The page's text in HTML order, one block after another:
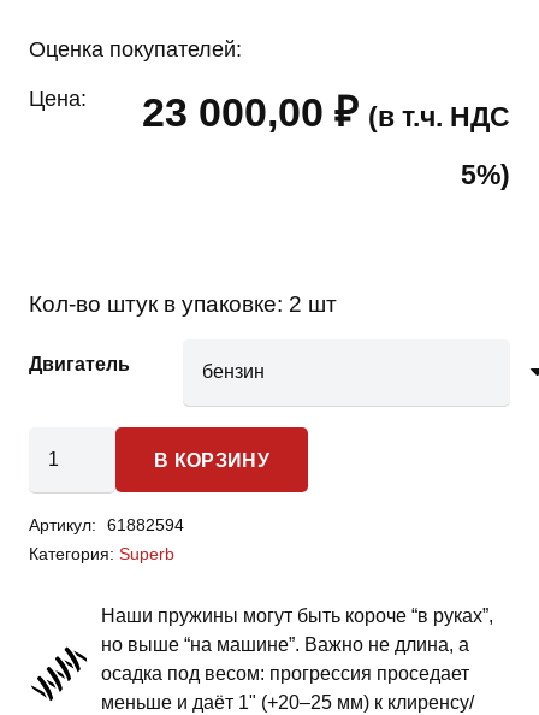
Оценка покупателей:
Цена: 23 000,00 ₽ (в т.ч. НДС
5%)
Кол-во штук в упаковке: 2 шт
Двигатель
товара
Superb
-
передней
подвески
-
В КОРЗИНУ
Артикул:
61882594
Категория: Superb
Наши пружины могут быть короче “в руках”,
но выше “на машине”. Важно не длина, а
осадка под весом: прогрессия проседает
меньше и даёт 1" (+20–25 мм) к клиренсу/